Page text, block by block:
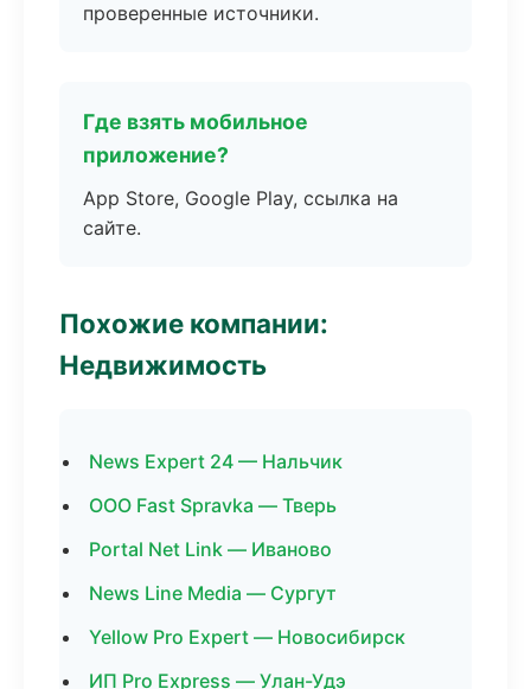
проверенные источники.
Где взять мобильное
приложение?
App Store, Google Play, ссылка на
сайте.
Похожие компании:
Недвижимость
News Expert 24 — Нальчик
ООО Fast Spravka — Тверь
Portal Net Link — Иваново
News Line Media — Сургут
Yellow Pro Expert — Новосибирск
ИП Pro Express — Улан-Удэ